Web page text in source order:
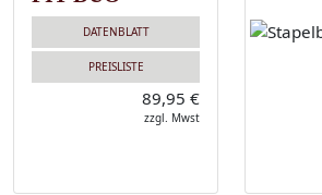
DATENBLATT
PREISLISTE
89,95 €
zzgl. Mwst